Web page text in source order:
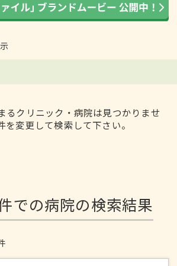
るクリニック・病院は見つかりませ
を変更して検索して下さい。
での病院の検索結果